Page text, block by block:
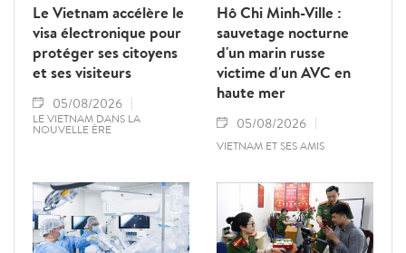
Le Vietnam accélère le
visa électronique pour
protéger ses citoyens
et ses visiteurs
05/08/2026
LE VIETNAM DANS LA
NOUVELLE ÈRE
Hô Chi Minh-Ville :
sauvetage nocturne
d'un marin russe
victime d'un AVC en
haute mer
05/08/2026
VIETNAM ET SES AMIS